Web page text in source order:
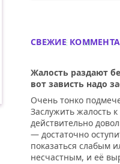
СВЕЖИЕ
Жалость раздают
вот зависть надо
Очень тонко
Заслужить жалость к
действительно
— достаточно
показаться слабым
несчастным, и её